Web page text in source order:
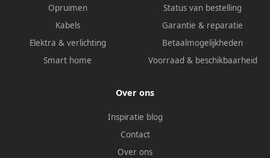
Opruimen
Kabels
Elektra & verlichting
Smart home
Status van bestelling
Garantie & reparatie
Betaalmogelijkheden
Voorraad & beschikbaarheid
Over ons
Inspiratie blog
Contact
Over ons